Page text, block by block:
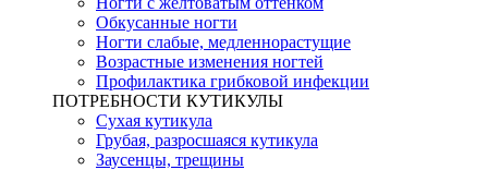
Обкусанные ногти
Ногти слабые, медленнорастущие
Возрастные изменения ногтей
Профилактика грибковой инфекции
ПОТРЕБНОСТИ КУТИКУЛЫ
Сухая кутикула
Грубая, разросшаяся кутикула
Заусенцы, трещины